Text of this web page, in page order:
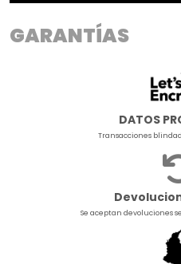
GARANTÍAS
DATOS
Transacciones
Se aceptan devoluciones